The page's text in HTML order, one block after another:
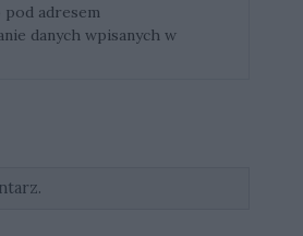
pod adresem
danych wpisanych w